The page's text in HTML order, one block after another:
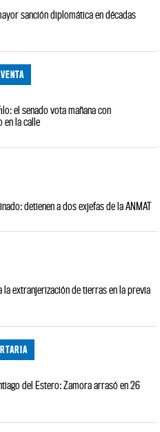
sanción diplomática en décadas
el senado vota mañana con
en la calle
detienen a dos exjefas de la ANMAT
la extranjerización de tierras en la previa
del Estero: Zamora arrasó en 26